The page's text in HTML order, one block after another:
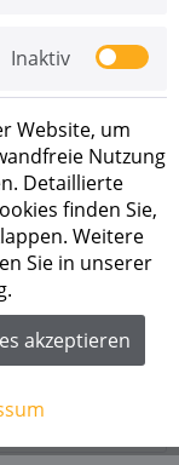
als
Generation
Inaktiv
Website, um
Nutzung
Detaillierte
finden Sie,
Weitere
Sie in unserer
akzeptieren